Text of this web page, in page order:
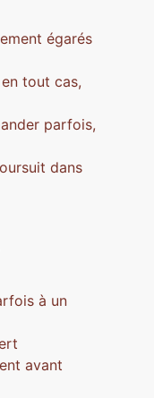
égarés
tout cas,
parfois,
dans
à un
avant